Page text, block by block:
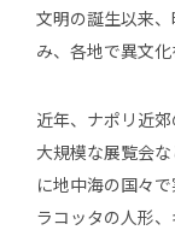
文明の誕生以来
み、各地で異文
近年、ナポリ近
大規模な展覧会
に地中海の国々
ラコッタの人形